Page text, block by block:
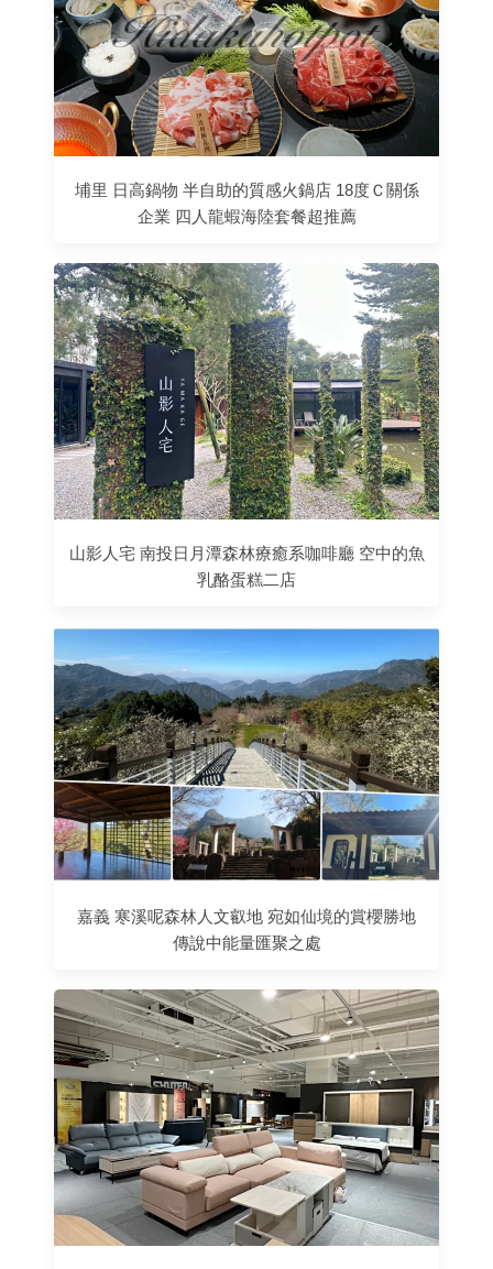
埔里 日高鍋物 半自助的質感火鍋店 18度Ｃ關係
企業 四人龍蝦海陸套餐超推薦
山影人宅 南投日月潭森林療癒系咖啡廳 空中的魚
乳酪蛋糕二店
嘉義 寒溪呢森林人文叡地 宛如仙境的賞櫻勝地
傳說中能量匯聚之處